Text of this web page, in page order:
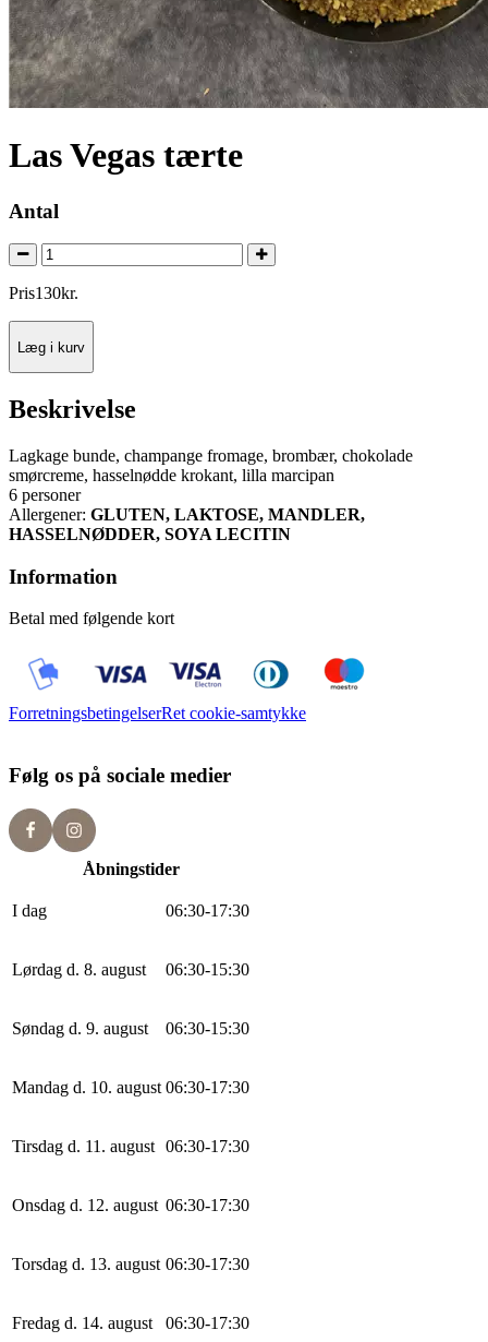
Las Vegas tærte
Antal
Pris130kr.
Læg i kurv
Beskrivelse
Lagkage bunde, champange fromage, brombær, chokolade
smørcreme, hasselnødde krokant, lilla marcipan
6 personer
Allergener: GLUTEN, LAKTOSE, MANDLER,
HASSELNØDDER, SOYA LECITIN
Information
Betal med følgende kort
ForretningsbetingelserRet cookie-samtykke
Følg os på sociale medier
Åbningstider
I dag 06:30-17:30
Lørdag d. 8. august 06:30-15:30
Søndag d. 9. august 06:30-15:30
Mandag d. 10. august 06:30-17:30
Tirsdag d. 11. august 06:30-17:30
Onsdag d. 12. august 06:30-17:30
Torsdag d. 13. august 06:30-17:30
Fredag d. 14. august 06:30-17:30